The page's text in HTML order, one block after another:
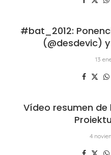
#bat_2012:
(@desdevic)
13
Vídeo resumen
4